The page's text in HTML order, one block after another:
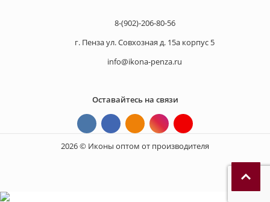
8-(902)-206-80-56
г. Пенза ул. Совхозная д. 15а корпус 5
info@ikona-penza.ru
Оставайтесь на связи
2026 © Иконы оптом от производителя
и